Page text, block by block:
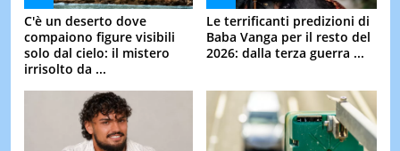
C'è un deserto dove
compaiono figure visibili
solo dal cielo: il mistero
irrisolto da ...
Le terrificanti predizioni di
Baba Vanga per il resto del
2026: dalla terza guerra ...